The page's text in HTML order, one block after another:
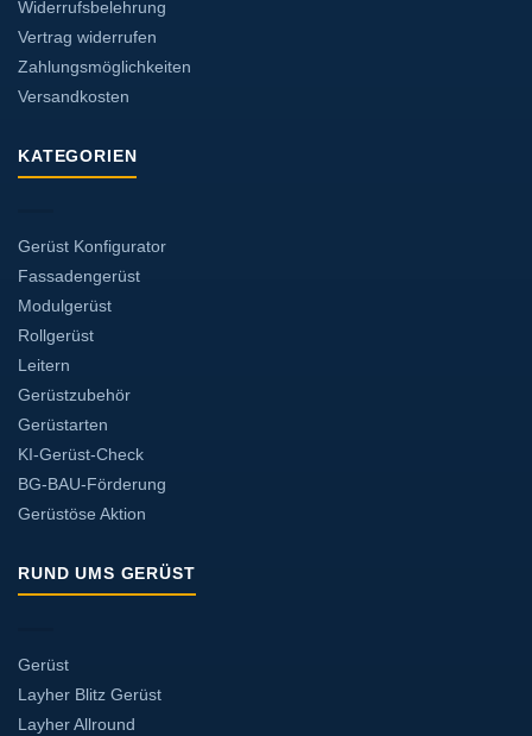
Widerrufsbelehrung
Vertrag widerrufen
Zahlungsmöglichkeiten
Versandkosten
KATEGORIEN
Gerüst Konfigurator
Fassadengerüst
Modulgerüst
Rollgerüst
Leitern
Gerüstzubehör
Gerüstarten
KI-Gerüst-Check
BG-BAU-Förderung
Gerüstöse Aktion
RUND UMS GERÜST
Gerüst
Layher Blitz Gerüst
Layher Allround